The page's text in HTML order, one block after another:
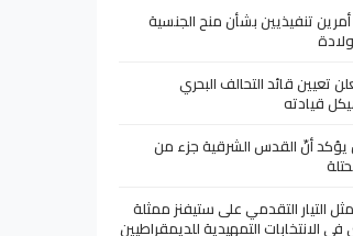
تنفيذيين بشأن منح الجنسية
تعيين قائد التحالف البحري
قيادته
يؤكد أنّ القدس الشرقية جزء من
التيار التقدمي على ستيفنز ممثلة
في الانتخابات التمهيدية للديمقراطيين